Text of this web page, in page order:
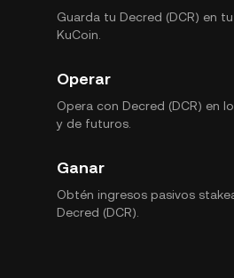
Guarda tu Decred (DCR) en
KuCoin.
Operar
Opera con Decred (DCR) en
y de futuros.
Ganar
Obtén ingresos pasivos
Decred (DCR).